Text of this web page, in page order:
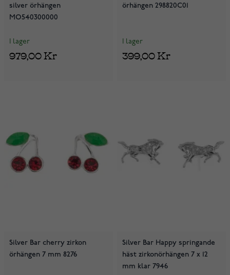
silver örhängen
MO540300000
I lager
979,00 Kr
örhängen 298820C01
I lager
399,00 Kr
Silver Bar cherry zirkon
örhängen 7 mm 8276
Silver Bar Happy springande
häst zirkonörhängen 7 x 12
mm klar 7946